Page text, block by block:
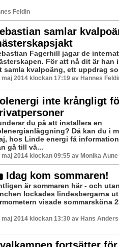
Feldin
samlar
Fagerhill jagar de
För att nå dit är han
samla kvalpoäng, ett uppdrag
maj 2014 klockan 17:19 av Hannes
inte krångligt
du på att installera en
Då kan du i
hos Linde energi få
gå till vä...
maj 2014 klockan 09:55 av Monika Aune
Idag kom sommaren!
är sommaren här - och
lockades lindesbergarna
visade sommarsköna
maj 2014 klockan 13:30 av Hans